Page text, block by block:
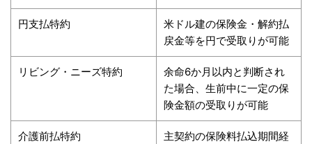
円支払特約
米ドル建の保険金・解約払
戻金等を円で受取りが可能
リビング・ニーズ特約
余命6か月以内と判断され
た場合、生前中に一定の保
険金額の受取りが可能
介護前払特約
主契約の保険料払込期間経